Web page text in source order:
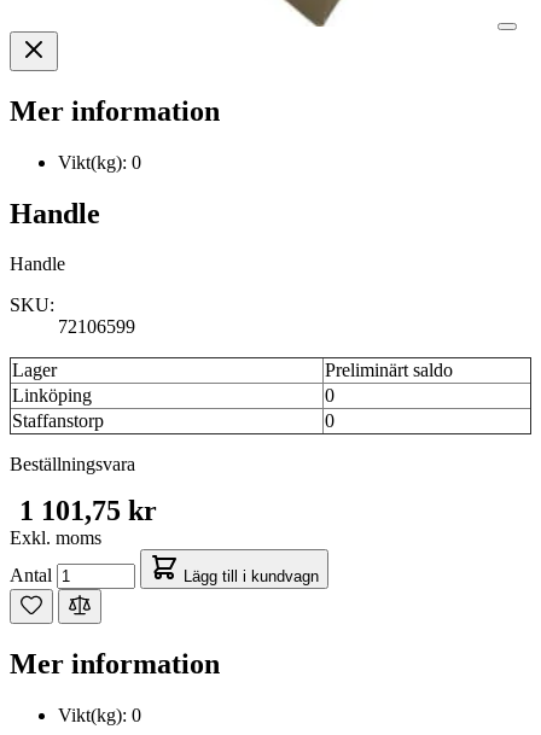
Mer information
Vikt(kg): 0
Handle
Handle
SKU:
72106599
Lager
Preliminärt saldo
Linköping
0
Staffanstorp
0
Beställningsvara
1 101,75 kr
Exkl. moms
Antal
Lägg till i kundvagn
Mer information
Vikt(kg): 0